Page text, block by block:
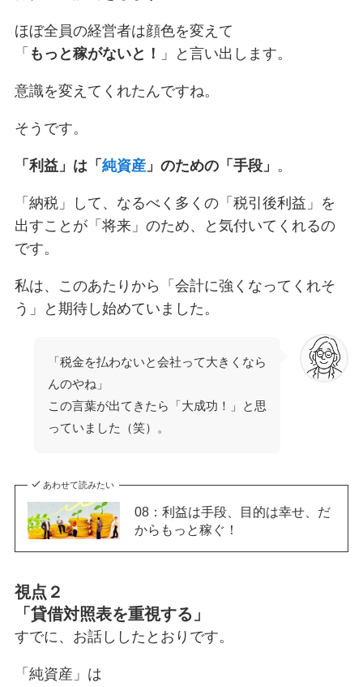
ほぼ全員の経営者は顔色を変えて
「 もっと稼がないと！ 」と言い出します。
意識を変えてくれたんですね。
そうです。
「利益」は「 純資産」のための「手段」 。
「納税」して、なるべく多くの「税引後利益」を
出すことが「将来」のため、と気付いてくれるの
です。
私は、このあたりから「会計に強くなってくれそ
う」と期待し始めていました。
「税金を払わないと会社って大きくなら
んのやね」
この言葉が出てきたら「大成功！」と思
っていました（笑）。
あわせて読みたい
08：利益は手段、目的は幸せ、だ
からもっと稼ぐ！
視点２
「貸借対照表を重視する」
すでに、お話ししたとおりです。
「純資産」は